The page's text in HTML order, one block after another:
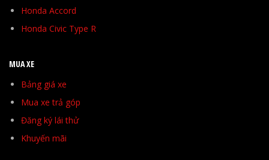
Honda Accord
Honda Civic Type R
MUA XE
Bảng giá xe
Mua xe trả góp
Đăng ký lái thử
Khuyến mãi